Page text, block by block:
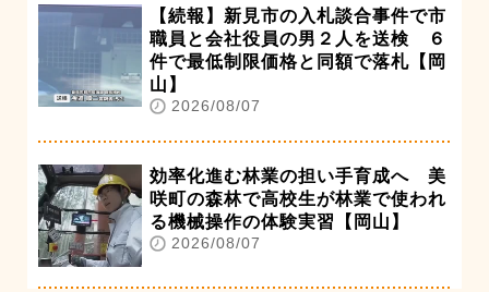
【続報】新見市の入札談合事件で市
職員と会社役員の男２人を送検 ６
件で最低制限価格と同額で落札【岡
山】
2026/08/07
効率化進む林業の担い手育成へ 美
咲町の森林で高校生が林業で使われ
る機械操作の体験実習【岡山】
2026/08/07